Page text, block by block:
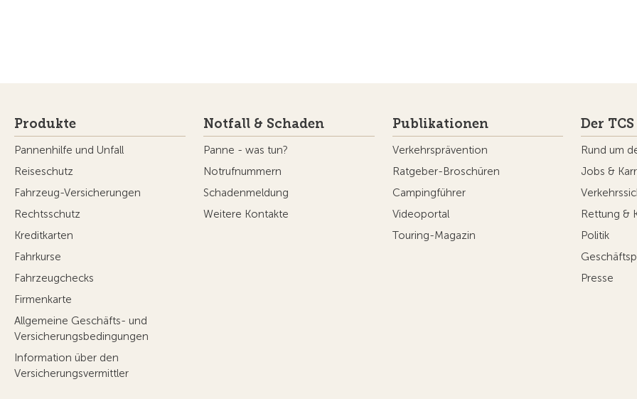
Produkte
Pannenhilfe und Unfall
Reiseschutz
Fahrzeug-Versicherungen
Rechtsschutz
Kreditkarten
Fahrkurse
Fahrzeugchecks
Firmenkarte
Allgemeine Geschäfts- und
Versicherungsbedingungen
Information über den
Versicherungsvermittler
Notfall & Schaden
Panne - was tun?
Notrufnummern
Schadenmeldung
Weitere Kontakte
Publikationen
Verkehrsprävention
Ratgeber-Broschüren
Campingführer
Videoportal
Touring-Magazin
Der TCS
Rund um
Jobs &
Rettung &
Politik
Presse